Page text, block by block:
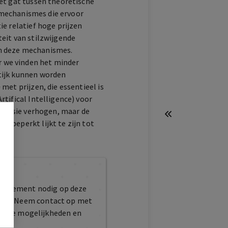
die ervoor
relatief hoge prijzen
van stilzwijgende
mechanismes.
vinden het minder
kunnen worden
prijzen, die essentieel is
Intelligence) voor
verhogen, maar de
beperkt lijkt te zijn tot
nodig op deze
Neem contact op met
de mogelijkheden en